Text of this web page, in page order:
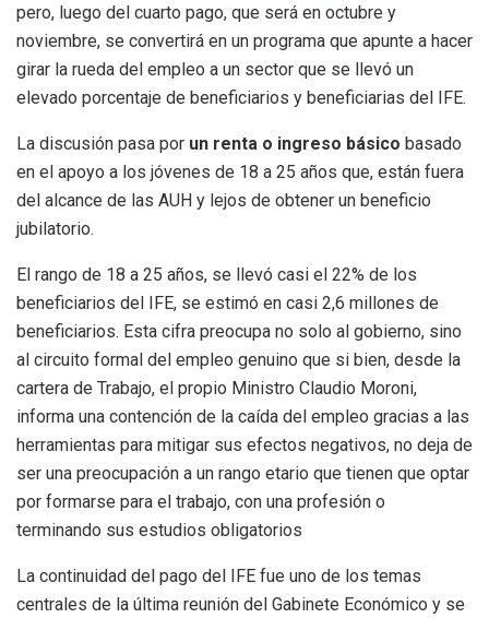
pero, luego del cuarto pago, que será en octubre y
noviembre, se convertirá en un programa que apunte a hacer
girar la rueda del empleo a un sector que se llevó un
elevado porcentaje de beneficiarios y beneficiarias del IFE.
La discusión pasa por un renta o ingreso básico basado
en el apoyo a los jóvenes de 18 a 25 años que, están fuera
del alcance de las AUH y lejos de obtener un beneficio
jubilatorio.
El rango de 18 a 25 años, se llevó casi el 22% de los
beneficiarios del IFE, se estimó en casi 2,6 millones de
beneficiarios. Esta cifra preocupa no solo al gobierno, sino
al circuito formal del empleo genuino que si bien, desde la
cartera de Trabajo, el propio Ministro Claudio Moroni,
informa una contención de la caída del empleo gracias a las
herramientas para mitigar sus efectos negativos, no deja de
ser una preocupación a un rango etario que tienen que optar
por formarse para el trabajo, con una profesión o
terminando sus estudios obligatorios
La continuidad del pago del IFE fue uno de los temas
centrales de la última reunión del Gabinete Económico y se